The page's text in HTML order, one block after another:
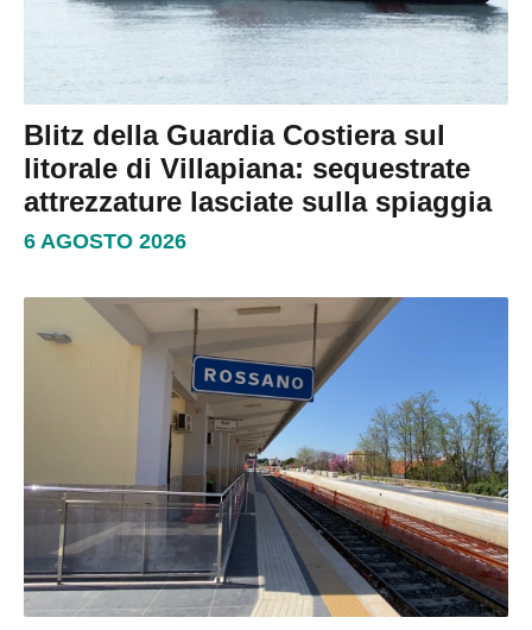
Blitz della Guardia Costiera sul
litorale di Villapiana: sequestrate
attrezzature lasciate sulla spiaggia
6 AGOSTO 2026